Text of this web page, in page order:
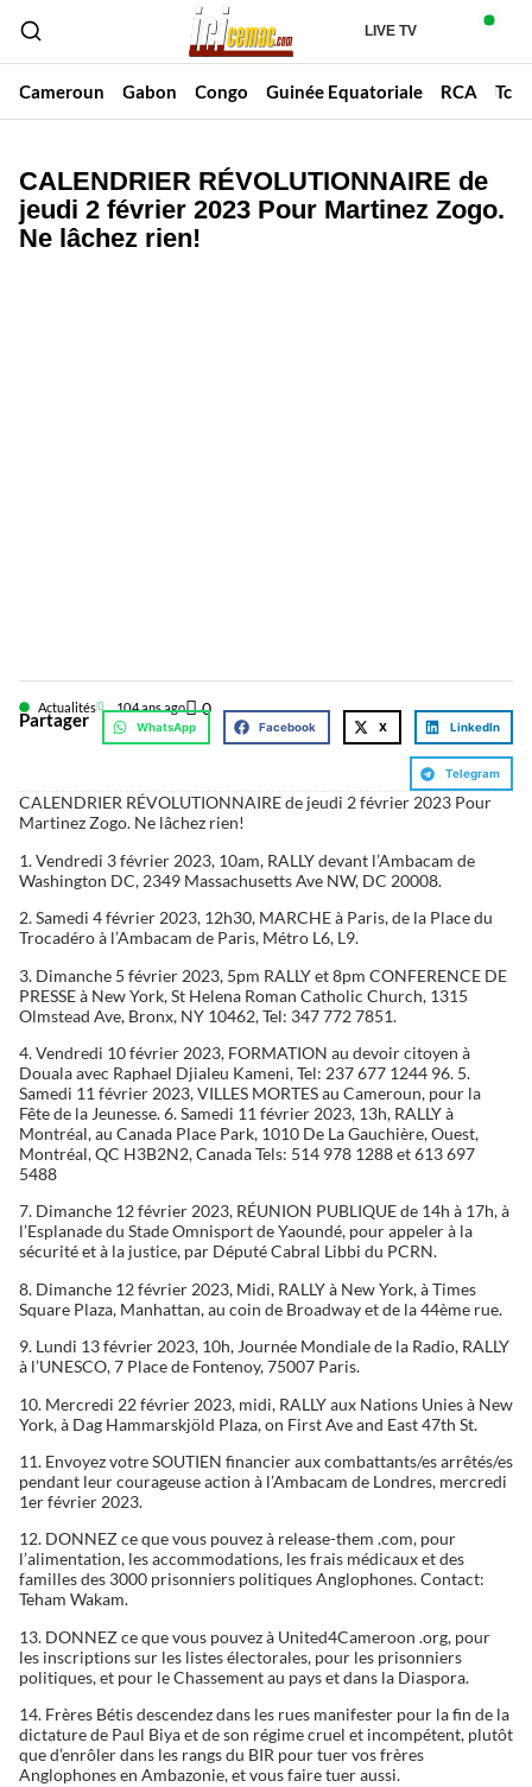
LIVE TV
Cameroun Gabon Congo Guinée Equatoriale RCA
CALENDRIER RÉVOLUTIONNAIRE de
jeudi 2 février 2023 Pour Martinez Zogo.
Ne lâchez rien!
Actualités 104 ans ago 0
Partager WhatsApp Facebook X LinkedIn
Telegram
CALENDRIER RÉVOLUTIONNAIRE de jeudi 2 février 2023 Pour
Martinez Zogo. Ne lâchez rien!
1. Vendredi 3 février 2023, 10am, RALLY devant l’Ambacam de
Washington DC, 2349 Massachusetts Ave NW, DC 20008.
2. Samedi 4 février 2023, 12h30, MARCHE à Paris, de la Place du
Trocadéro à l’Ambacam de Paris, Métro L6, L9.
3. Dimanche 5 février 2023, 5pm RALLY et 8pm CONFERENCE DE
PRESSE à New York, St Helena Roman Catholic Church, 1315
Olmstead Ave, Bronx, NY 10462, Tel: 347 772 7851.
4. Vendredi 10 février 2023, FORMATION au devoir citoyen à
Douala avec Raphael Djialeu Kameni, Tel: 237 677 1244 96. 5.
Samedi 11 février 2023, VILLES MORTES au Cameroun, pour la
Fête de la Jeunesse. 6. Samedi 11 février 2023, 13h, RALLY à
Montréal, au Canada Place Park, 1010 De La Gauchière, Ouest,
Montréal, QC H3B2N2, Canada Tels: 514 978 1288 et 613 697
5488
7. Dimanche 12 février 2023, RÉUNION PUBLIQUE de 14h à 17h, à
l’Esplanade du Stade Omnisport de Yaoundé, pour appeler à la
sécurité et à la justice, par Député Cabral Libbi du PCRN.
8. Dimanche 12 février 2023, Midi, RALLY à New York, à Times
Square Plaza, Manhattan, au coin de Broadway et de la 44ème rue.
9. Lundi 13 février 2023, 10h, Journée Mondiale de la Radio, RALLY
à l’UNESCO, 7 Place de Fontenoy, 75007 Paris.
10. Mercredi 22 février 2023, midi, RALLY aux Nations Unies à New
York, à Dag Hammarskjöld Plaza, on First Ave and East 47th St.
11. Envoyez votre SOUTIEN financier aux combattants/es arrêtés/es
pendant leur courageuse action à l’Ambacam de Londres, mercredi
1er février 2023.
12. DONNEZ ce que vous pouvez à release-them .com, pour
l’alimentation, les accommodations, les frais médicaux et des
familles des 3000 prisonniers politiques Anglophones. Contact:
Teham Wakam.
13. DONNEZ ce que vous pouvez à United4Cameroon .org, pour
les inscriptions sur les listes électorales, pour les prisonniers
politiques, et pour le Chassement au pays et dans la Diaspora.
14. Frères Bétis descendez dans les rues manifester pour la fin de la
dictature de Paul Biya et de son régime cruel et incompétent, plutôt
que d’enrôler dans les rangs du BIR pour tuer vos frères
Anglophones en Ambazonie, et vous faire tuer aussi.